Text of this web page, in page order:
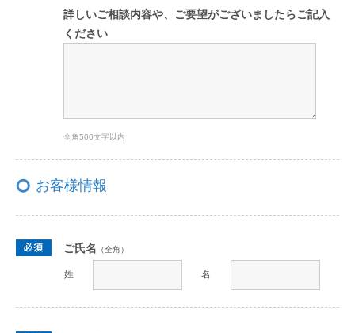
詳しいご相談内容や、ご要望がございましたらご記入
ください
全角500文字以内
お客様情報
ご氏名 （全角）
姓 名